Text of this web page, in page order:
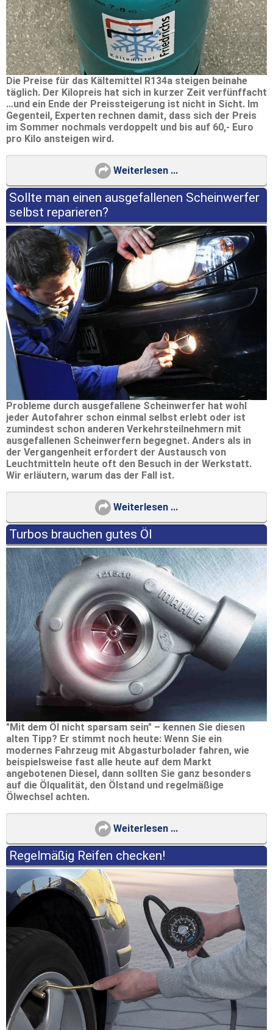
Die Preise für das Kältemittel R134a steigen beinahe
täglich. Der Kilopreis hat sich in kurzer Zeit verfünffacht
…und ein Ende der Preissteigerung ist nicht in Sicht. Im
Gegenteil, Experten rechnen damit, dass sich der Preis
im Sommer nochmals verdoppelt und bis auf 60,- Euro
pro Kilo ansteigen wird.
Weiterlesen ...
Sollte man einen ausgefallenen Scheinwerfer
selbst reparieren?
Probleme durch ausgefallene Scheinwerfer hat wohl
jeder Autofahrer schon einmal selbst erlebt oder ist
zumindest schon anderen Verkehrsteilnehmern mit
ausgefallenen Scheinwerfern begegnet. Anders als in
der Vergangenheit erfordert der Austausch von
Leuchtmitteln heute oft den Besuch in der Werkstatt.
Wir erläutern, warum das der Fall ist.
Weiterlesen ...
Turbos brauchen gutes Öl
"Mit dem Öl nicht sparsam sein" – kennen Sie diesen
alten Tipp? Er stimmt noch heute: Wenn Sie ein
modernes Fahrzeug mit Abgasturbolader fahren, wie
beispielsweise fast alle heute auf dem Markt
angebotenen Diesel, dann sollten Sie ganz besonders
auf die Ölqualität, den Ölstand und regelmäßige
Ölwechsel achten.
Weiterlesen ...
Regelmäßig Reifen checken!